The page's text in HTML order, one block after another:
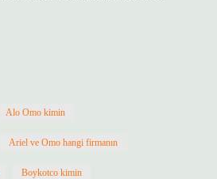
Alo Omo kimin
Ariel ve Omo hangi firmanın
Boykotco kimin